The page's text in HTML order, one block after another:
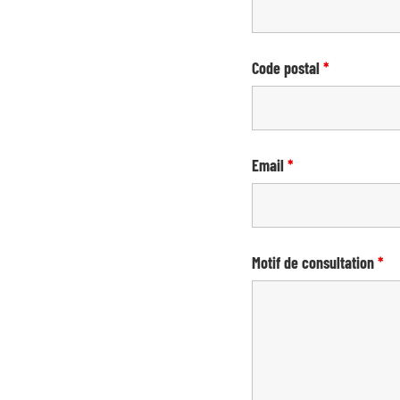
Code postal*
Email*
Motif de consultation*